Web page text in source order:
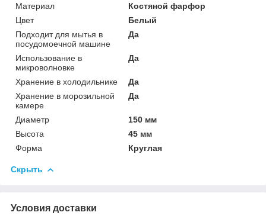
Материал
Костяной фарфор
Цвет
Белый
Подходит для мытья в
посудомоечной машине
Да
Использование в
микроволновке
Да
Хранение в холодильнике
Да
Хранение в морозильной
камере
Да
Диаметр
150 мм
Высота
45 мм
Форма
Круглая
Скрыть
Условия доставки